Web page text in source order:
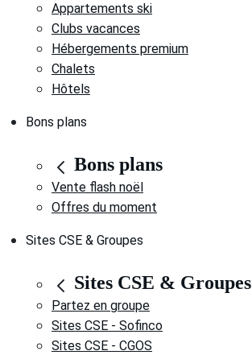
Appartements ski
Clubs vacances
Hébergements premium
Chalets
Hôtels
Bons plans
Bons plans
Vente flash noël
Offres du moment
Sites CSE & Groupes
Sites CSE & Groupes
Partez en groupe
Sites CSE - Sofinco
Sites CSE - CGOS